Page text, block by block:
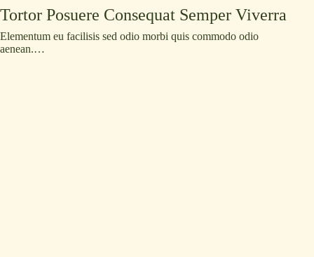
Tortor Posuere Consequat Semper Viverra
Elementum eu facilisis sed odio morbi quis commodo odio
aenean.…